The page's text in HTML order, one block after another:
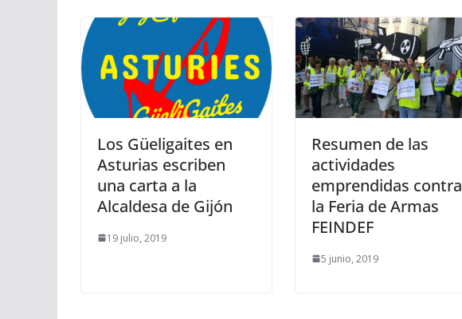
Los Güeligaites en
Asturias escriben
una carta a la
Alcaldesa de Gijón
19 julio, 2019
Resumen de las
actividades
emprendidas contra
la Feria de Armas
FEINDEF
5 junio, 2019